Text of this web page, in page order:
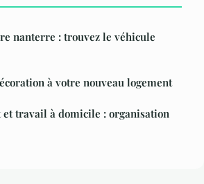
nanterre : trouvez le véhicule
à votre nouveau logement
et travail à domicile : organisation